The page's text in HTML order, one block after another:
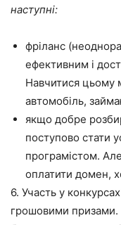
наступні:
фріланс
ефективним і
Навчитися цьому
автомобіль,
якщо добре
поступово стати
програмістом.
оплатити домен,
6. Участь у
грошовими призами.